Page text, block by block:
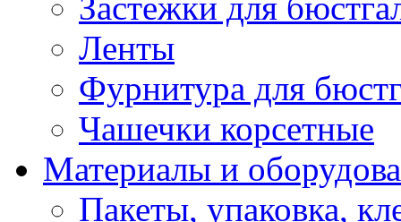
Ленты
Фурнитура для
Чашечки корсетные
Материалы и
Пакеты, упаковка,